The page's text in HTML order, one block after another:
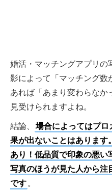
婚活・マッチングアプリの
影によって「マッチング数
あれば「あまり変わらな
見受けられますよね。
結論、
場合によってはプ
果が出ないことはあります
あり！低品質で印象の悪い
写真のほうが見た人から注
です。